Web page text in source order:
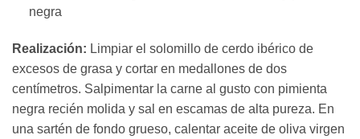
negra
Realización: Limpiar el solomillo de cerdo ibérico de
excesos de grasa y cortar en medallones de dos
centímetros. Salpimentar la carne al gusto con pimienta
negra recién molida y sal en escamas de alta pureza. En
una sartén de fondo grueso, calentar aceite de oliva virgen